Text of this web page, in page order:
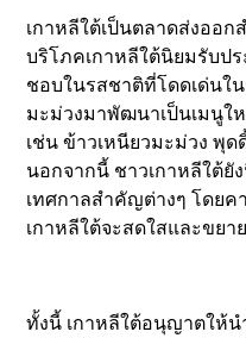
เกาหลีใต้เป็นตลาดส่งออ
บริโภคเกาหลีใต้นิยมรับป
ชอบในรสชาติที่โดดเด่นใ
มะม่วงมาพัฒนาเป็นเมนูใ
เช่น ข้าวเหนียวมะม่วง พุด
นอกจากนี้ ชาวเกาหลีใต้
เทศกาลสำคัญต่างๆ โดย
เกาหลีใต้จะสดใสและขยา
ทั้งนี้ เกาหลีใต้อนุญาตให้น